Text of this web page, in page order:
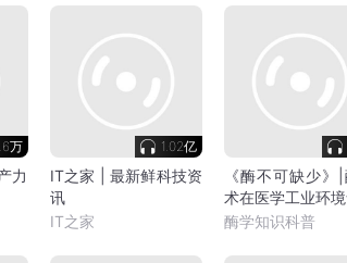
万
力
1.02亿
IT之家 | 最新鲜科技资
讯
IT之家
《酶不可缺少》
术在医学工业环境
加工应用
酶学知识科普